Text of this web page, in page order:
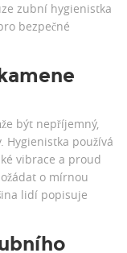
zubní hygienistka
bezpečné
být nepříjemný,
Hygienistka používá
vibrace a proud
o mírnou
lidí popisuje